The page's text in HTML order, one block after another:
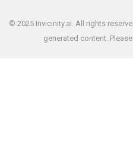
© 2025 Invicinity.ai. All rights
generated content.